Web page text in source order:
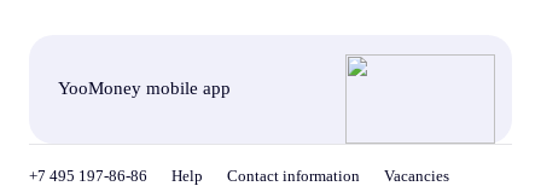
YooMoney mobile app
+7 495 197-86-86 Help Contact information Vacancies